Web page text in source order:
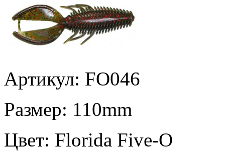
Артикул: FO046
Размер: 110mm
Цвет: Florida Five-O